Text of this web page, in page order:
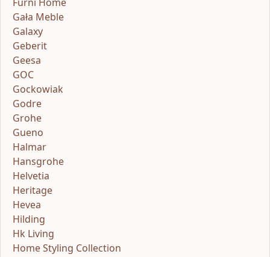
Gała Meble
Galaxy
Geberit
Geesa
GOC
Gockowiak
Godre
Grohe
Gueno
Halmar
Hansgrohe
Helvetia
Heritage
Hevea
Hilding
Hk Living
Home Styling Collection